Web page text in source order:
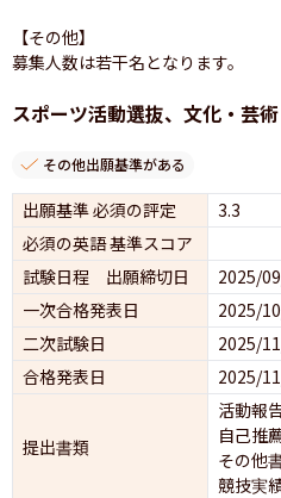
【その他】
募集人数は若干名となります。
スポーツ活動選抜、文化・芸
その他出願基準がある
出願基準 必須の評定
3.3
必須の英語 基準スコア
試験日程 出願締切日
2025/
一次合格発表日
2025/
二次試験日
2025/
合格発表日
2025/
提出書類
活動報
自己推
その他
競技実